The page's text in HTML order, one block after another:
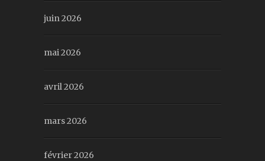
juin 2026
mai 2026
avril 2026
mars 2026
février 2026